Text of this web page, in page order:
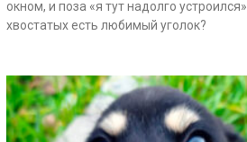
окном, и поза «я тут надолго устроился»
хвостатых есть любимый уголок?